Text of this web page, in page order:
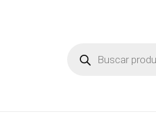
productos